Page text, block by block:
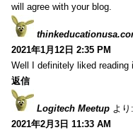
will agree with your blog.
2021年1月12日 2:35 PM
Well I definitely liked
返信
Logitech Meetup より:
2021年2月3日 11:33 AM